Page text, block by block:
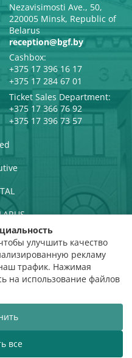
Nezavisimosti Ave., 50,
220005 Minsk, Republic of
Belarus
reception@bgf.by
Cashbox:
+375 17 396 16 17
+375 17 284 67 01
Ticket Sales Department:
+375 17 366 76 92
+375 17 396 73 57
THE
Website developmentВТОП3
welcomes you!
улучшить качество
рекламу
трафик. Нажимая
на использование файлов
все